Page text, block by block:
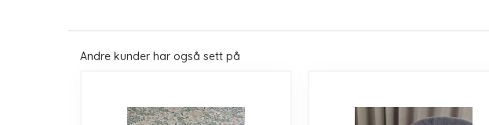
Andre kunder har også sett på